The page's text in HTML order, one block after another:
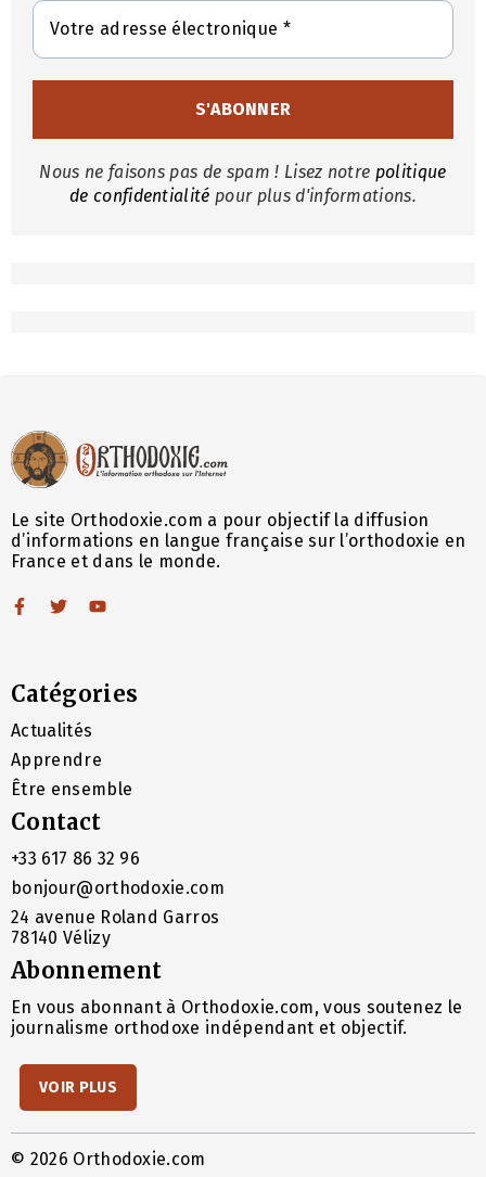
Nous ne faisons pas de spam ! Lisez notre politique
de confidentialité pour plus d'informations.
Le site Orthodoxie.com a pour objectif la diffusion
d’informations en langue française sur l’orthodoxie en
France et dans le monde.
Catégories
Actualités
Apprendre
Être ensemble
Contact
+33 617 86 32 96
bonjour@orthodoxie.com
24 avenue Roland Garros
78140 Vélizy
Abonnement
En vous abonnant à Orthodoxie.com, vous soutenez le
journalisme orthodoxe indépendant et objectif.
VOIR PLUS
© 2026 Orthodoxie.com